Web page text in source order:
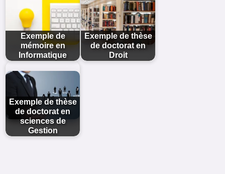
Exemple de
mémoire en
Informatique
Exemple de thèse
de doctorat en
Droit
Exemple de thèse
de doctorat en
sciences de
Gestion